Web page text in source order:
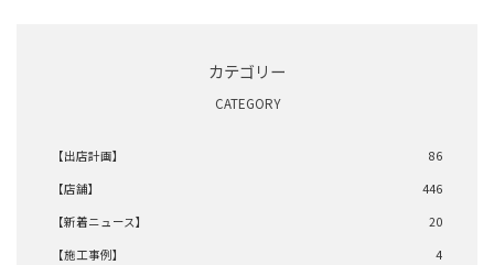
の
リ
ン
ク
カテゴリー
CATEGORY
【出店計画】
86
【店舗】
446
【新着ニュース】
20
【施工事例】
4